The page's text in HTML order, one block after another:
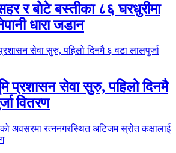
र बोटे बस्तीका ८६ घरधुरीमा
धारा जडान
प्रशासन सेवा सुरु, पहिलो दिनमै
वितरण